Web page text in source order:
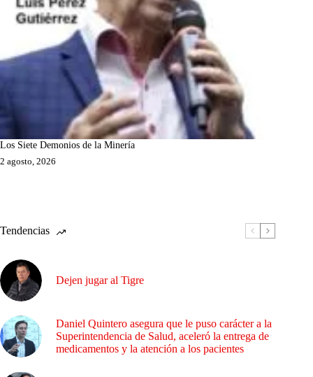
Los Siete Demonios de la Minería
2 agosto, 2026
Tendencias
Dejen jugar al Tigre
Daniel Quintero asegura que le puso carácter a la
Superintendencia de Salud, aceleró la entrega de
medicamentos y la atención a los pacientes